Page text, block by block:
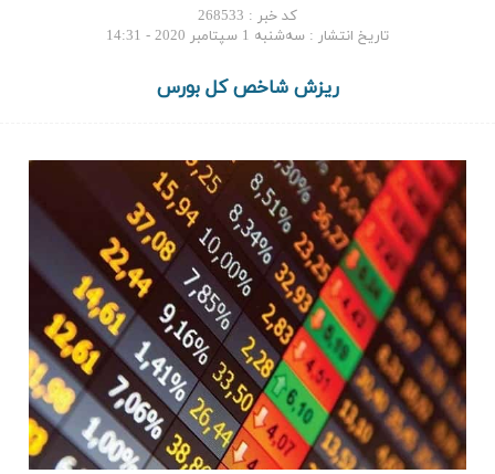
کد خبر : 268533
تاریخ انتشار : سه‌شنبه 1 سپتامبر 2020 - 14:31
ریزش شاخص کل بورس